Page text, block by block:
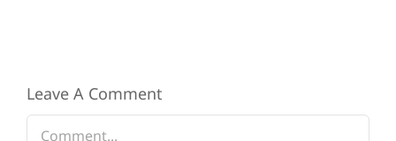
Leave A Comment
Comment